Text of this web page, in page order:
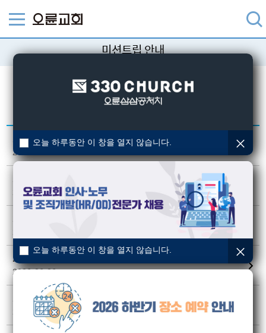
미션트립 안내
미션트립 관련 자료입니다.
2026 청년국 - L국
2026-06-26
2026 청년국 - 캄보디아
2026-06-26
2026 선교국 - E국
2026-06-26
2026 선교국 - 인도
2026-06-26
오늘 하루동안 이 창을 열지 않습니다.
오늘 하루동안 이 창을 열지 않습니다.